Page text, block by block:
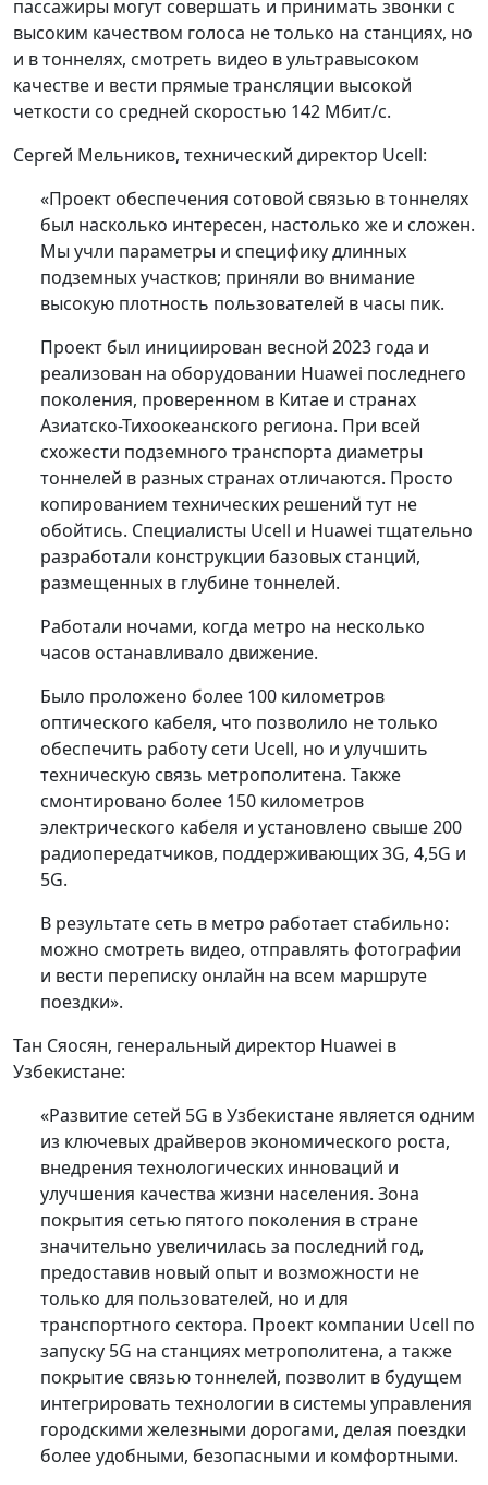
пассажиры могут совершать и принимать звонки с
высоким качеством голоса не только на станциях, но
и в тоннелях, смотреть видео в ультравысоком
качестве и вести прямые трансляции высокой
четкости со средней скоростью 142 Мбит/с.
Сергей Мельников, технический директор Ucell:
«Проект обеспечения сотовой связью в тоннелях
был насколько интересен, настолько же и сложен.
Мы учли параметры и специфику длинных
подземных участков; приняли во внимание
высокую плотность пользователей в часы пик.
Проект был инициирован весной 2023 года и
реализован на оборудовании Huawei последнего
поколения, проверенном в Китае и странах
Азиатско-Тихоокеанского региона. При всей
схожести подземного транспорта диаметры
тоннелей в разных странах отличаются. Просто
копированием технических решений тут не
обойтись. Специалисты Ucell и Huawei тщательно
разработали конструкции базовых станций,
размещенных в глубине тоннелей.
Работали ночами, когда метро на несколько
часов останавливало движение.
Было проложено более 100 километров
оптического кабеля, что позволило не только
обеспечить работу сети Ucell, но и улучшить
техническую связь метрополитена. Также
смонтировано более 150 километров
электрического кабеля и установлено свыше 200
радиопередатчиков, поддерживающих 3G, 4,5G и
5G.
В результате сеть в метро работает стабильно:
можно смотреть видео, отправлять фотографии
и вести переписку онлайн на всем маршруте
поездки».
Тан Сяосян, генеральный директор Huawei в
Узбекистане:
«Развитие сетей 5G в Узбекистане является одним
из ключевых драйверов экономического роста,
внедрения технологических инноваций и
улучшения качества жизни населения. Зона
покрытия сетью пятого поколения в стране
значительно увеличилась за последний год,
предоставив новый опыт и возможности не
только для пользователей, но и для
транспортного сектора. Проект компании Ucell по
запуску 5G на станциях метрополитена, а также
покрытие связью тоннелей, позволит в будущем
интегрировать технологии в системы управления
городскими железными дорогами, делая поездки
более удобными, безопасными и комфортными.